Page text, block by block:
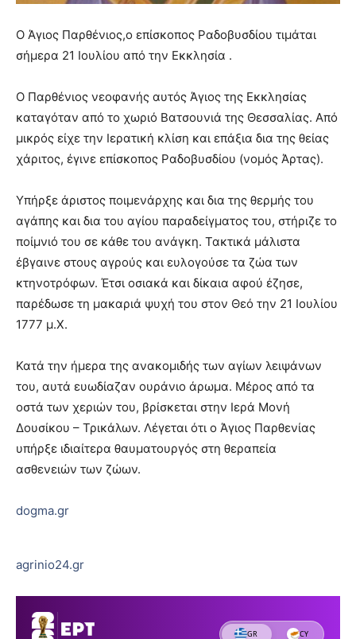
O Άγιος Παρθένιος,o επίσκοπος Ραδοβυσδίου τιμάται
σήμερα 21 Ιουλίου από την Εκκλησία .
Ο Παρθένιος νεοφανής αυτός Άγιος της Εκκλησίας
καταγόταν από το χωριό Βατσουνιά της Θεσσαλίας. Από
μικρός είχε την Ιερατική κλίση και επάξια δια της θείας
χάριτος, έγινε επίσκοπος Ραδοβυσδίου (νομός Άρτας).
Υπήρξε άριστος ποιμενάρχης και δια της θερμής του
αγάπης και δια του αγίου παραδείγματος του, στήριζε το
ποίμνιό του σε κάθε του ανάγκη. Τακτικά μάλιστα
έβγαινε στους αγρούς και ευλογούσε τα ζώα των
κτηνοτρόφων. Έτσι οσιακά και δίκαια αφού έζησε,
παρέδωσε τη μακαριά ψυχή του στον Θεό την 21 Ιουλίου
1777 μ.Χ.
Κατά την ήμερα της ανακομιδής των αγίων λειψάνων
του, αυτά ευωδίαζαν ουράνιο άρωμα. Μέρος από τα
οστά των χεριών του, βρίσκεται στην Ιερά Μονή
Δουσίκου – Τρικάλων. Λέγεται ότι ο Άγιος Παρθενίας
υπήρξε ιδιαίτερα θαυματουργός στη θεραπεία
ασθενειών των ζώων.
dogma.gr
agrinio24.gr